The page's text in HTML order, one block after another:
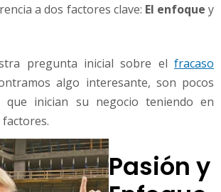
a dos factores clave: El enfoque y
pregunta inicial sobre el fracaso
algo interesante, son pocos
que inician su negocio teniendo en
Pasión y